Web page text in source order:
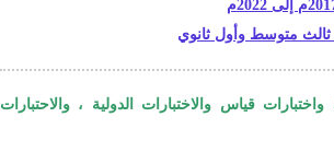
قياس والاختبارات الدولية ، والاحتبارات